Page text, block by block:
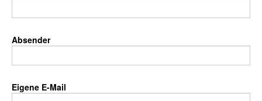
Absender
Eigene E-Mail